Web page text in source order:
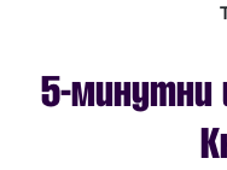
5-минутни